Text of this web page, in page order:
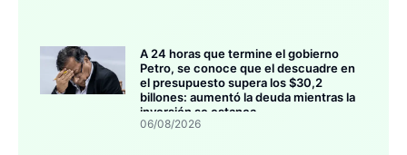
A 24 horas que termine el gobierno
Petro, se conoce que el descuadre en
el presupuesto supera los $30,2
billones: aumentó la deuda mientras la
inversión se estanca
06/08/2026